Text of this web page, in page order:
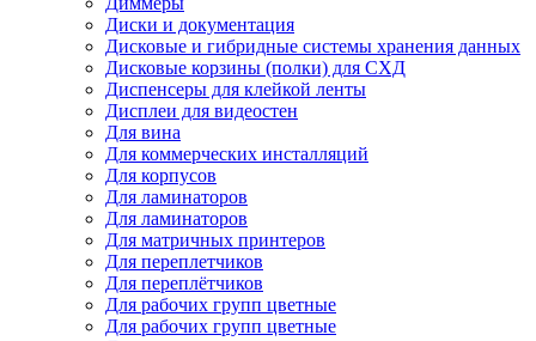
Диски и документация
Дисковые и гибридные системы хранения данных
Дисковые корзины (полки) для СХД
Диспенсеры для клейкой ленты
Дисплеи для видеостен
Для вина
Для коммерческих инсталляций
Для корпусов
Для ламинаторов
Для ламинаторов
Для матричных принтеров
Для переплетчиков
Для переплётчиков
Для рабочих групп цветные
Для рабочих групп цветные